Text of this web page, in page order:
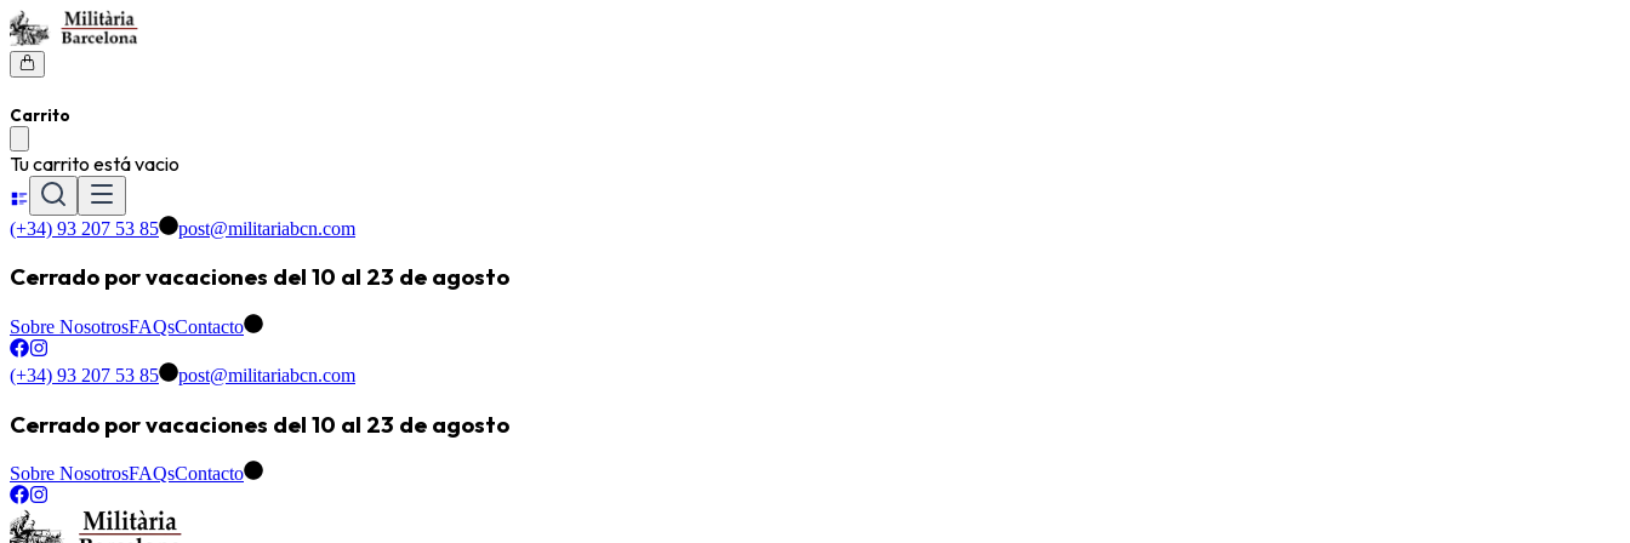
Carrito
Tu carrito está vacio
(+34) 93 207 53 85 post@militariabcn.com
Cerrado por vacaciones del 10 al 23 de agosto
Sobre NosotrosFAQsContacto
(+34) 93 207 53 85 post@militariabcn.com
Cerrado por vacaciones del 10 al 23 de agosto
Sobre NosotrosFAQsContacto